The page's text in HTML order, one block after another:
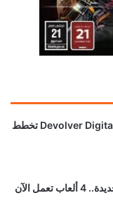
بعد سنوات في البورصة.. Devolver Digital تخطط
محاكي PS5 يحقق قفزة جديدة.. 4 ألعاب تعمل الآن